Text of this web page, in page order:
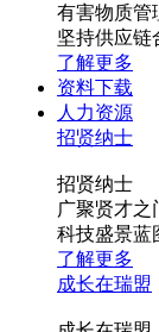
有害物质管
坚持供应链
了解更多
资料下载
人力资源
招贤纳士
招贤纳士
广聚贤才之
科技盛景蓝
了解更多
成长在瑞盟